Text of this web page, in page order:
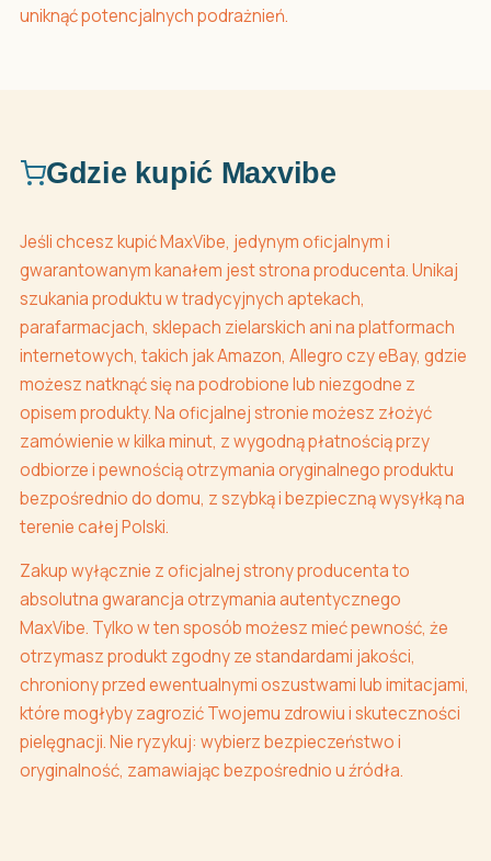
uniknąć potencjalnych podrażnień.
Gdzie kupić Maxvibe
Jeśli chcesz kupić MaxVibe, jedynym oficjalnym i
gwarantowanym kanałem jest strona producenta. Unikaj
szukania produktu w tradycyjnych aptekach,
parafarmacjach, sklepach zielarskich ani na platformach
internetowych, takich jak Amazon, Allegro czy eBay, gdzie
możesz natknąć się na podrobione lub niezgodne z
opisem produkty. Na oficjalnej stronie możesz złożyć
zamówienie w kilka minut, z wygodną płatnością przy
odbiorze i pewnością otrzymania oryginalnego produktu
bezpośrednio do domu, z szybką i bezpieczną wysyłką na
terenie całej Polski.
Zakup wyłącznie z oficjalnej strony producenta to
absolutna gwarancja otrzymania autentycznego
MaxVibe. Tylko w ten sposób możesz mieć pewność, że
otrzymasz produkt zgodny ze standardami jakości,
chroniony przed ewentualnymi oszustwami lub imitacjami,
które mogłyby zagrozić Twojemu zdrowiu i skuteczności
pielęgnacji. Nie ryzykuj: wybierz bezpieczeństwo i
oryginalność, zamawiając bezpośrednio u źródła.